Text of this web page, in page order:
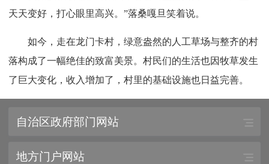
天天变好，打心眼里高兴。”落桑嘎旦笑着说。
如今，走在龙门卡村，绿意盎然的人工草场与整齐的村
落构成了一幅绝佳的致富美景。村民们的生活也因牧草发生
了巨大变化，收入增加了，村里的基础设施也日益完善。
自治区政府部门网站
地方门户网站